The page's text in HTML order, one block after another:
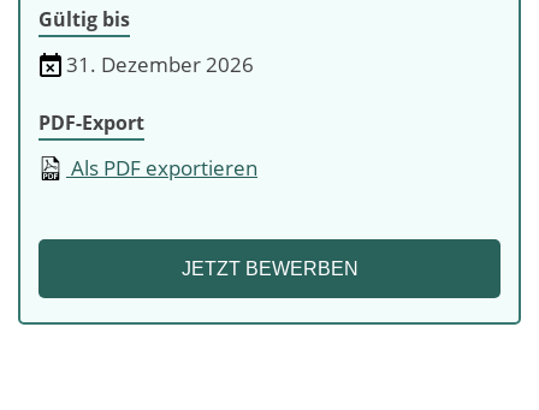
Gültig bis
31. Dezember 2026
PDF-Export
Als PDF exportieren
JETZT BEWERBEN